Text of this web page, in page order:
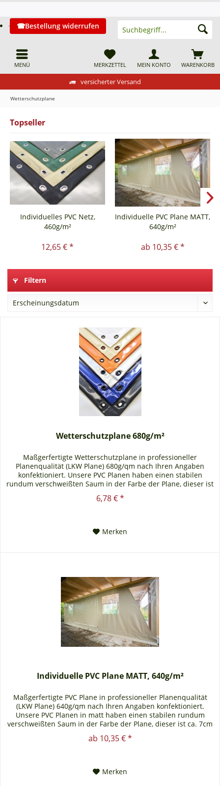
versicherter Versand
MENÜ
Bestellung widerrufen
WARENKORB
MERKZETTEL MEIN KONTO
Wetterschutzplane
Topseller
Individuelles PVC Netz,
460g/m²
12,65 € *
Individuelle PVC Plane MATT,
640g/m²
ab 10,35 € *
Filtern
Wetterschutzplane 680g/m²
Maßgerfertigte Wetterschutzplane in professioneller
Planenqualität (LKW Plane) 680g/qm nach Ihren Angaben
konfektioniert. Unsere PVC Planen haben einen stabilen
rundum verschweißten Saum in der Farbe der Plane, dieser ist
ca. 7cm breit....
6,78 € *
Merken
Individuelle PVC Plane MATT, 640g/m²
Maßgerfertigte PVC Plane in professioneller Planenqualität
(LKW Plane) 640g/qm nach Ihren Angaben konfektioniert.
Unsere PVC Planen in matt haben einen stabilen rundum
verschweißten Saum in der Farbe der Plane, dieser ist ca. 7cm
ab 10,35 € *
Merken